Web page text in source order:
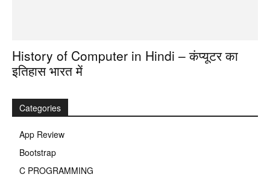
History of Computer in Hindi – कंप्यूटर का
इतिहास भारत में
Categories
App Review
Bootstrap
C PROGRAMMING